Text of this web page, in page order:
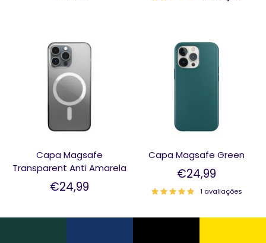
Capa Magsafe
Transparent Anti Amarela
€24,99
Capa Magsafe Green
€24,99
1 avaliações